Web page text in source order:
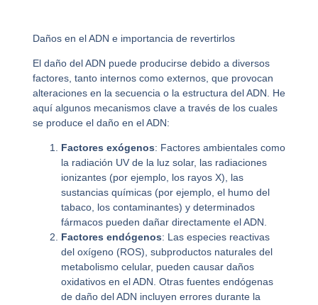
Daños en el ADN e importancia de revertirlos
El daño del ADN puede producirse debido a diversos
factores, tanto internos como externos, que provocan
alteraciones en la secuencia o la estructura del ADN. He
aquí algunos mecanismos clave a través de los cuales
se produce el daño en el ADN:
Factores exógenos: Factores ambientales como
la radiación UV de la luz solar, las radiaciones
ionizantes (por ejemplo, los rayos X), las
sustancias químicas (por ejemplo, el humo del
tabaco, los contaminantes) y determinados
fármacos pueden dañar directamente el ADN.
Factores endógenos: Las especies reactivas
del oxígeno (ROS), subproductos naturales del
metabolismo celular, pueden causar daños
oxidativos en el ADN. Otras fuentes endógenas
de daño del ADN incluyen errores durante la